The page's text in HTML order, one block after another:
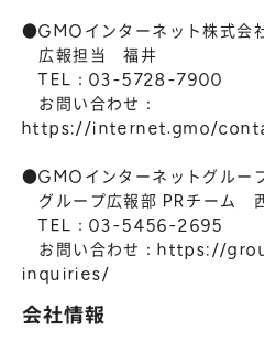
●GMOインターネット株式会
広報担当 福井
TEL：03-5728-7900
お問い合わせ：
https://internet.gmo/
●GMOインターネットグルー
グループ広報部 PRチーム
TEL：03-5456-2695
お問い合わせ： https://
inquiries/
会社情報